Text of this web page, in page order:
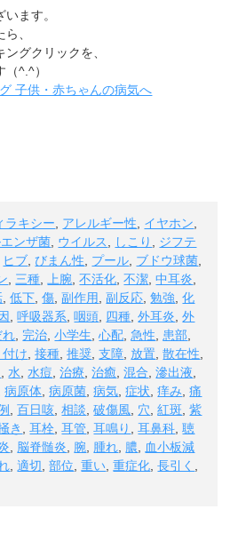
ます。
、
グクリックを、
^.^）
ラキシー, アレルギー性, イヤホン,
ンザ菌, ウイルス, しこり , ジフテ
ヒブ,びまん性, プール, ブドウ球菌,
,三種,上腕,不活化,不潔,中耳炎,
,低下,傷,副作用,副反応,勉強,化
,呼吸器系,咽頭, 四種,外耳炎,外
れ, 完治,小学生,心配,急性, 患部,
け,接種,推奨,支障, 放置,散在性,
,水,水痘,治療,治癒,混合,滲出液,
病原体,病原菌,病気,症状,痒み,痛
,百日咳,相談,破傷風, 穴,紅斑,紫
き ,耳栓,耳管,耳鳴り ,耳鼻科,聴
, 脳脊髄炎, 腕, 腫れ, 膿, 血小板減
,適切,部位,重い,重症化,長引く ,